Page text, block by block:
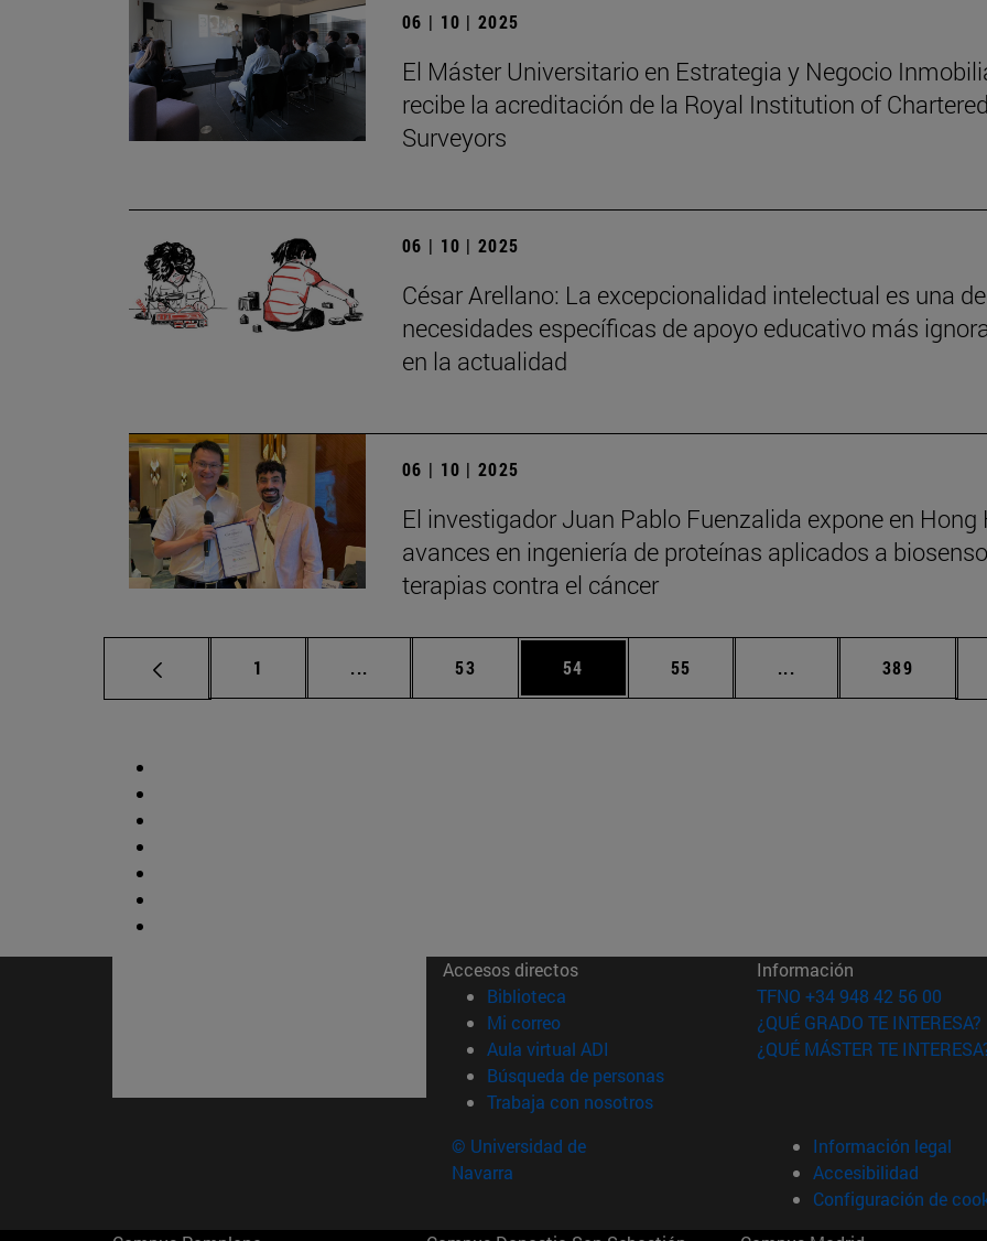
06 | 10 | 2025
El Máster Universitario en Estrategia y Negocio
recibe la acreditación de la Royal Institution of
Surveyors
06 | 10 | 2025
César Arellano: La excepcionalidad intelectual es una
necesidades específicas de apoyo educativo más
en la actualidad
06 | 10 | 2025
El investigador Juan Pablo Fuenzalida expone en Hong
avances en ingeniería de proteínas aplicados a
terapias contra el cáncer
Página
1 ... Páginas intermedias Use TAB para desplazarse.
Página
53 Página
54 Página
55 ... Páginas intermedias
Página
389
Accesos directos
Biblioteca (abre en nueva ventana)
Mi correo(abre en nueva ventana)
Aula virtual ADI (abre en nueva ventana)
Búsqueda de personas(abre en nueva ventana)
Trabaja con nosotros(abre en nueva ventana)
Información
TFNO +34 948 42 56 00
¿QUÉ GRADO TE INTERESA?
¿QUÉ MÁSTER TE
© Universidad de
Navarra
Información legal
Accesibilidad
Configuración de